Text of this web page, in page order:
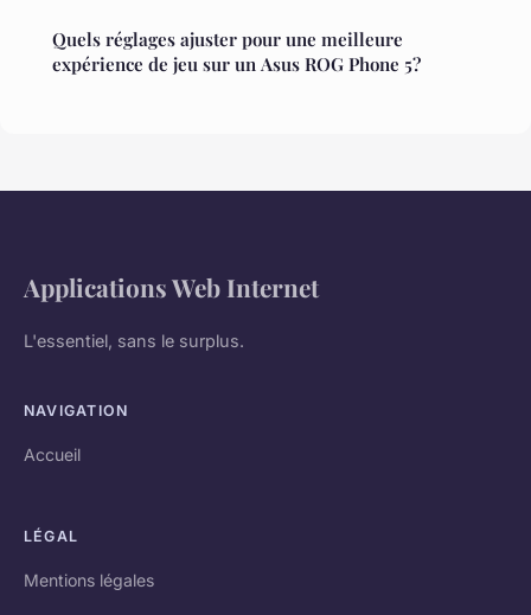
Quels réglages ajuster pour une meilleure
expérience de jeu sur un Asus ROG Phone 5?
Applications Web Internet
L'essentiel, sans le surplus.
NAVIGATION
Accueil
LÉGAL
Mentions légales